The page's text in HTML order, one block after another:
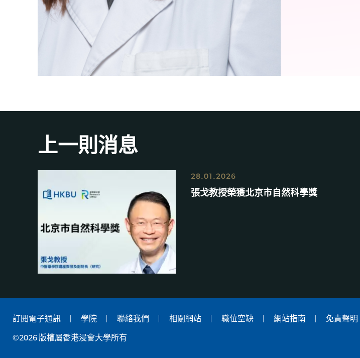
上一則消息
28.01.2026
張戈教授榮獲北京市自然科學獎
訂閱電子通訊 學院 聯絡我們 相關網站 職位空缺 網站指南 免責聲明
©2026 版權屬香港浸會大學所有